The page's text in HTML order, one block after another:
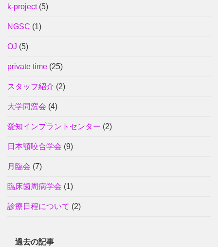
k-project(5)
NGSC (1)
OJ (5)
private time (25)
スタッフ紹介 (2)
大学同窓会 (4)
愛知インプラントセンター (2)
日本顎咬合学会 (9)
月臨会 (7)
臨床歯周病学会 (1)
診療日程について (2)
過去の記事